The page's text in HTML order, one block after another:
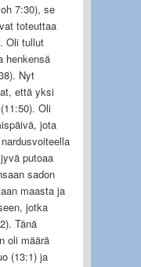
7:30), se
toteuttaa
Oli tullut
henkensä
Nyt
että yksi
Oli
jota
putoaa
sadon
maasta ja
jotka
Tänä
oli määrä
(13:1) ja